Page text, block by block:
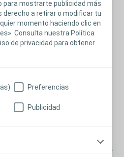
para mostrarte publicidad más
derecho a retirar o modificar tu
momento haciendo clic en
Consulta nuestra Política
de privacidad para obtener
Preferencias
Publicidad
y fecal